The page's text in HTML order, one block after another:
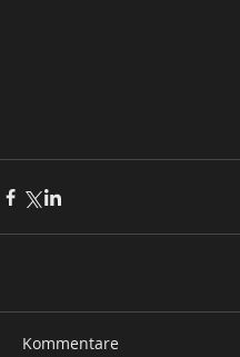
Kommentare